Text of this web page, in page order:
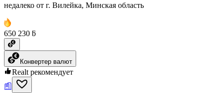
недалеко от г. Вилейка, Минская область
650 230 ƃ
Конвертер валют
Realt рекомендует